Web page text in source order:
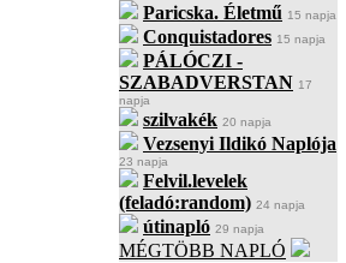
Paricska. Életmű 15 napja
Conquistadores 15 napja
PÁLÓCZI -
SZABADVERSTAN 17
napja
szilvakék 20 napja
Vezsenyi Ildikó Naplója
23 napja
Felvil.levelek
(feladó:random) 24 napja
útinapló 29 napja
MÉGTÖBB NAPLÓ